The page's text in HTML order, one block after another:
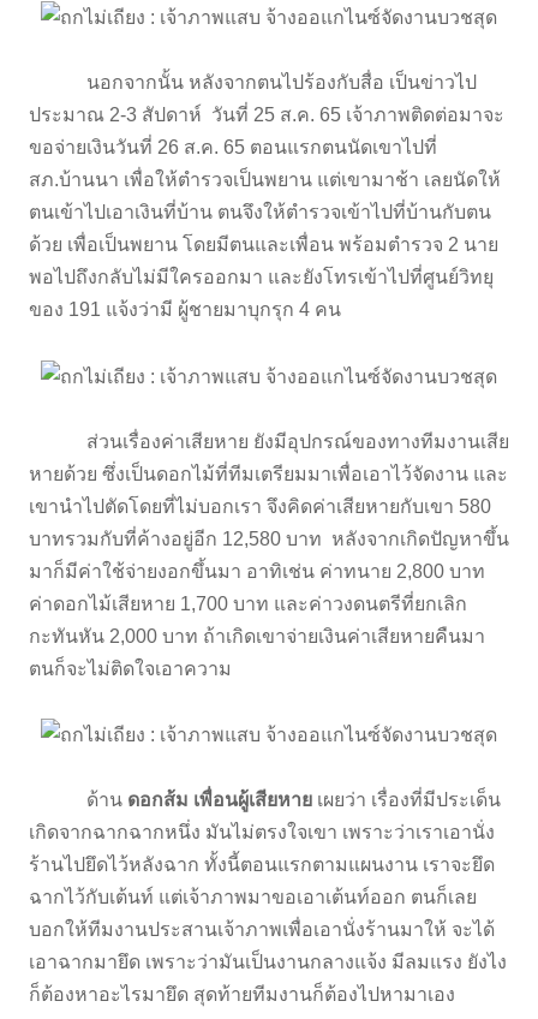
นอกจากนั้น หลังจากตนไปร้องกับสื่อ เป็นข่าวไป
ประมาณ 2-3 สัปดาห์ วันที่ 25 ส.ค. 65 เจ้าภาพติดต่อมาจะ
ขอจ่ายเงินวันที่ 26 ส.ค. 65 ตอนแรกตนนัดเขาไปที่
สภ.บ้านนา เพื่อให้ตำรวจเป็นพยาน แต่เขามาช้า เลยนัดให้
ตนเข้าไปเอาเงินที่บ้าน ตนจึงให้ตำรวจเข้าไปที่บ้านกับตน
ด้วย เพื่อเป็นพยาน โดยมีตนและเพื่อน พร้อมตำรวจ 2 นาย
พอไปถึงกลับไม่มีใครออกมา และยังโทรเข้าไปที่ศูนย์วิทยุ
ของ 191 แจ้งว่ามี ผู้ชายมาบุกรุก 4 คน
ส่วนเรื่องค่าเสียหาย ยังมีอุปกรณ์ของทางทีมงานเสีย
หายด้วย ซึ่งเป็นดอกไม้ที่ทีมเตรียมมาเพื่อเอาไว้จัดงาน และ
เขานำไปตัดโดยที่ไม่บอกเรา จึงคิดค่าเสียหายกับเขา 580
บาทรวมกับที่ค้างอยู่อีก 12,580 บาท หลังจากเกิดปัญหาขึ้น
มาก็มีค่าใช้จ่ายงอกขึ้นมา อาทิเช่น ค่าทนาย 2,800 บาท
ค่าดอกไม้เสียหาย 1,700 บาท และค่าวงดนตรีที่ยกเลิก
กะทันหัน 2,000 บาท ถ้าเกิดเขาจ่ายเงินค่าเสียหายคืนมา
ตนก็จะไม่ติดใจเอาความ
ด้าน ดอกส้ม เพื่อนผู้เสียหาย เผยว่า เรื่องที่มีประเด็น
เกิดจากฉากฉากหนึ่ง มันไม่ตรงใจเขา เพราะว่าเราเอานั่ง
ร้านไปยึดไว้หลังฉาก ทั้งนี้ตอนแรกตามแผนงาน เราจะยึด
ฉากไว้กับเต้นท์ แต่เจ้าภาพมาขอเอาเต้นท์ออก ตนก็เลย
บอกให้ทีมงานประสานเจ้าภาพเพื่อเอานั่งร้านมาให้ จะได้
เอาฉากมายึด เพราะว่ามันเป็นงานกลางแจ้ง มีลมแรง ยังไง
ก็ต้องหาอะไรมายึด สุดท้ายทีมงานก็ต้องไปหามาเอง